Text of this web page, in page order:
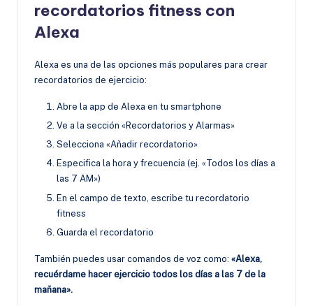
recordatorios fitness con
Alexa
Alexa es una de las opciones más populares para crear
recordatorios de ejercicio:
Abre la app de Alexa en tu smartphone
Ve a la sección «Recordatorios y Alarmas»
Selecciona «Añadir recordatorio»
Especifica la hora y frecuencia (ej. «Todos los días a
las 7 AM»)
En el campo de texto, escribe tu recordatorio
fitness
Guarda el recordatorio
También puedes usar comandos de voz como: «Alexa,
recuérdame hacer ejercicio todos los días a las 7 de la
mañana».